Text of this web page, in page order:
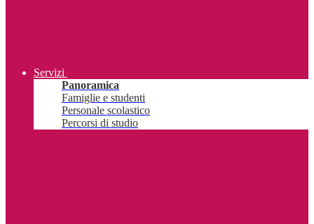
Servizi
Panoramica
Famiglie e studenti
Personale scolastico
Percorsi di studio